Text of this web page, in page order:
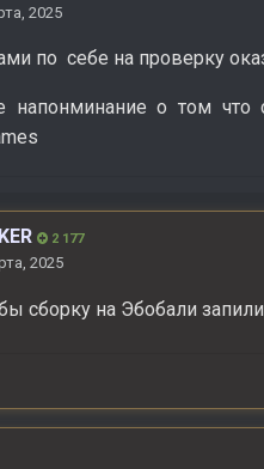
2025
по себе на проверку
напонминание о том что
2 177
2025
сборку на Эбобали